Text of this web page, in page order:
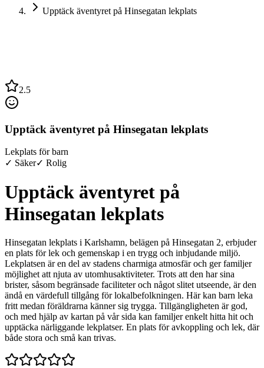
Upptäck äventyret på Hinsegatan lekplats
2.5
Upptäck äventyret på Hinsegatan lekplats
Lekplats för barn
✓ Säker✓ Rolig
Upptäck äventyret på
Hinsegatan lekplats
Hinsegatan lekplats i Karlshamn, belägen på Hinsegatan 2, erbjuder
en plats för lek och gemenskap i en trygg och inbjudande miljö.
Lekplatsen är en del av stadens charmiga atmosfär och ger familjer
möjlighet att njuta av utomhusaktiviteter. Trots att den har sina
brister, såsom begränsade faciliteter och något slitet utseende, är den
ändå en värdefull tillgång för lokalbefolkningen. Här kan barn leka
fritt medan föräldrarna känner sig trygga. Tillgängligheten är god,
och med hjälp av kartan på vår sida kan familjer enkelt hitta hit och
upptäcka närliggande lekplatser. En plats för avkoppling och lek, där
både stora och små kan trivas.